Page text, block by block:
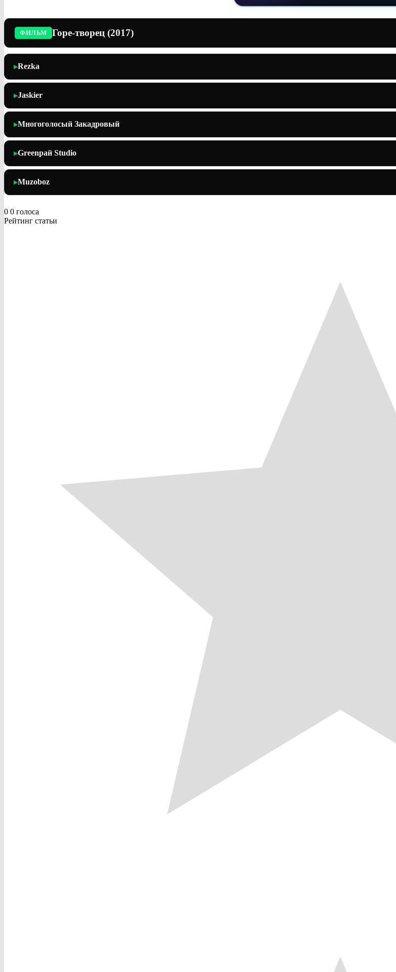
ФИЛЬМ Горе-творец (2017)
▶Rezka
▶Jaskier
▶Многоголосый Закадровый
▶Greenрай Studio
▶Muzoboz
0 0 голоса
Рейтинг статьи